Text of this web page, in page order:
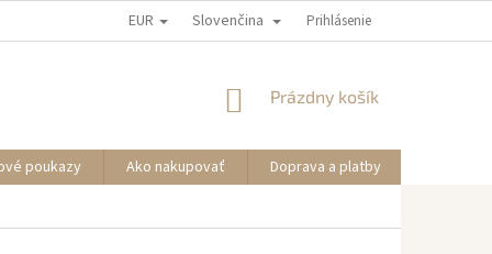
EUR Slovenčina Prihlásenie
NÁKUPNÝ
Prázdny košík
poukazy Ako nakupovať Doprava a platby